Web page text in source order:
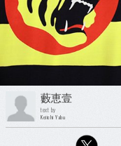
藪恵壹
text by
Keiichi Yabu